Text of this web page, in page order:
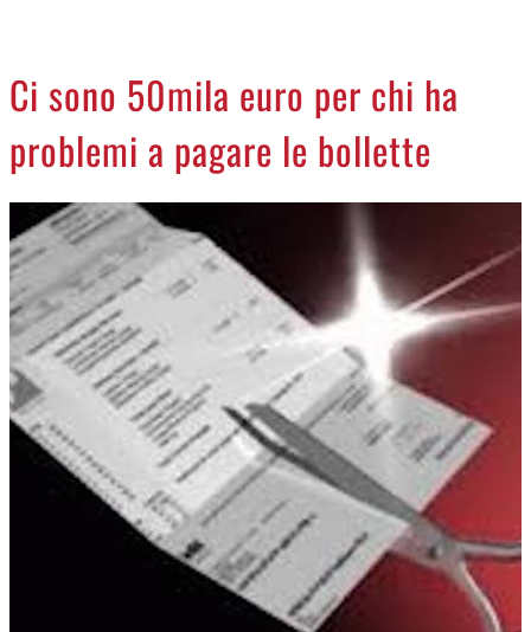
LA PIAZZA
ANIMALI
Ci sono 50mila euro per chi ha
problemi a pagare le bollette